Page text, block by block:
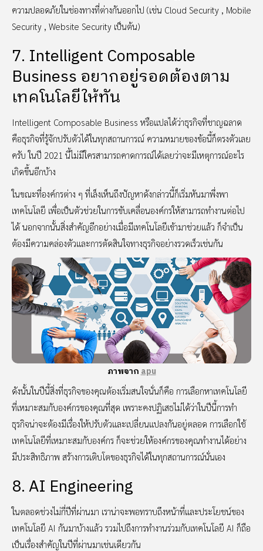
ความปลอดภัยในช่องทางที่ต่างกันออกไป (เช่น Cloud Security , Mobile
Security , Website Security เป็นต้น)
7. Intelligent Composable
Business อยากอยู่รอดต้องตาม
เทคโนโลยีให้ทัน
Intelligent Composable Business หรือแปลได้ว่าธุรกิจที่ชาญฉลาด
คือธุรกิจที่รู้จักปรับตัวได้ในทุกสถานการณ์ ความหมายของข้อนี้ก็ตรงตัวเลย
ครับ ในปี 2021 นี้ไม่มีใครสามารถคาดการณ์ได้เลยว่าจะมีเหตุการณ์อะไร
เกิดขึ้นอีกบ้าง
ในขณะที่องค์กรต่าง ๆ ที่เล็งเห็นถึงปัญหาดังกล่าวนี้ก็เริ่มหันมาพึ่งพา
เทคโนโลยี เพื่อเป็นตัวช่วยในการขับเคลื่อนองค์กรให้สามารถทำงานต่อไป
ได้ นอกจากนั้นสิ่งสำคัญอีกอย่างเมื่อมีเทคโนโลยีเข้ามาช่วยแล้ว ก็จำเป็น
ต้องมีความคล่องตัวและการตัดสินใจทางธุรกิจอย่างรวดเร็วเช่นกัน
ภาพจากapu
ดังนั้นในปีนี้สิ่งที่ธุรกิจของคุณต้องเริ่มสนใจนั่นก็คือ การเลือกหาเทคโนโลยี
ที่เหมาะสมกับองค์กรของคุณที่สุด เพราะคงปฏิเสธไม่ได้ว่าในปีนี้การทำ
ธุรกิจน่าจะต้องมีเรื่องให้ปรับตัวและเปลี่ยนแปลงกันอยู่ตลอด การเลือกใช้
เทคโนโลยีที่เหมาะสมกับองค์กร ก็จะช่วยให้องค์กรของคุณทำงานได้อย่าง
มีประสิทธิภาพ สร้างการเติบโตของธุรกิจได้ในทุกสถานการณ์นั่นเอง
8. AI Engineering
ในตลอดช่วงไม่กี่ปีที่ผ่านมา เราน่าจะพอทราบถึงหน้าที่และประโยชน์ของ
เทคโนโลยี AI กันมาบ้างแล้ว รวมไปถึงการทำงานร่วมกับเทคโนโลยี AI ก็ถือ
เป็นเรื่องสำคัญในปีที่ผ่านมาเช่นเดียวกัน